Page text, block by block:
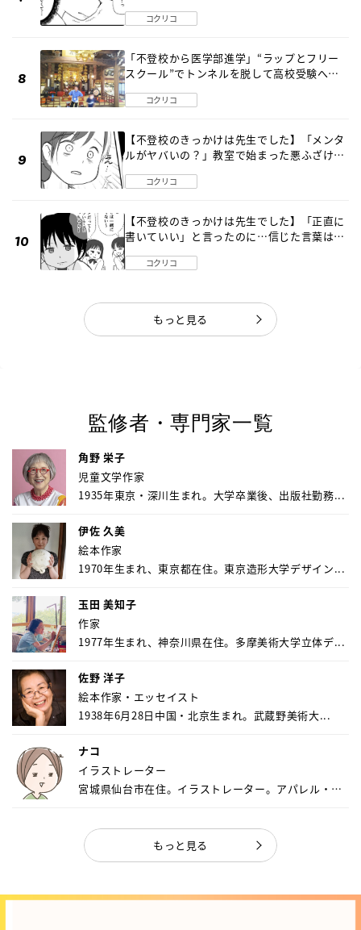
コクリコ
「不登校から医学部進学」“ラップとフリー
スクール”でトンネルを脱して高校受験へ
コクリコ
【不登校のきっかけは先生でした】「メンタ
ルがヤバいの？」教室で始まった悪ふざけ
コクリコ
【不登校のきっかけは先生でした】「正直に
書いていい」と言ったのに…信じた言葉は噓
コクリコ
もっと見る
監修者・専門家一覧
角野 栄子
児童文学作家
1935年東京・深川生まれ。大学卒業後、出版社勤務...
伊佐 久美
絵本作家
1970年生まれ、東京都在住。東京造形大学デザイン...
玉田 美知子
作家
1977年生まれ、神奈川県在住。多摩美術大学立体デ...
佐野 洋子
絵本作家・エッセイスト
1938年6月28日中国・北京生まれ。武蔵野美術大...
ナコ
イラストレーター
宮城県仙台市在住。イラストレーター。アパレル・キ
もっと見る